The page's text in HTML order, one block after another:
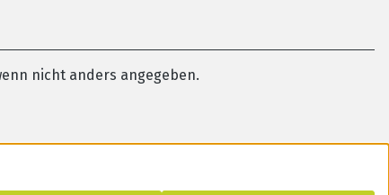
nicht anders angegeben.